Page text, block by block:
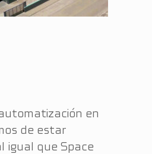
en
de estar
igual que Space